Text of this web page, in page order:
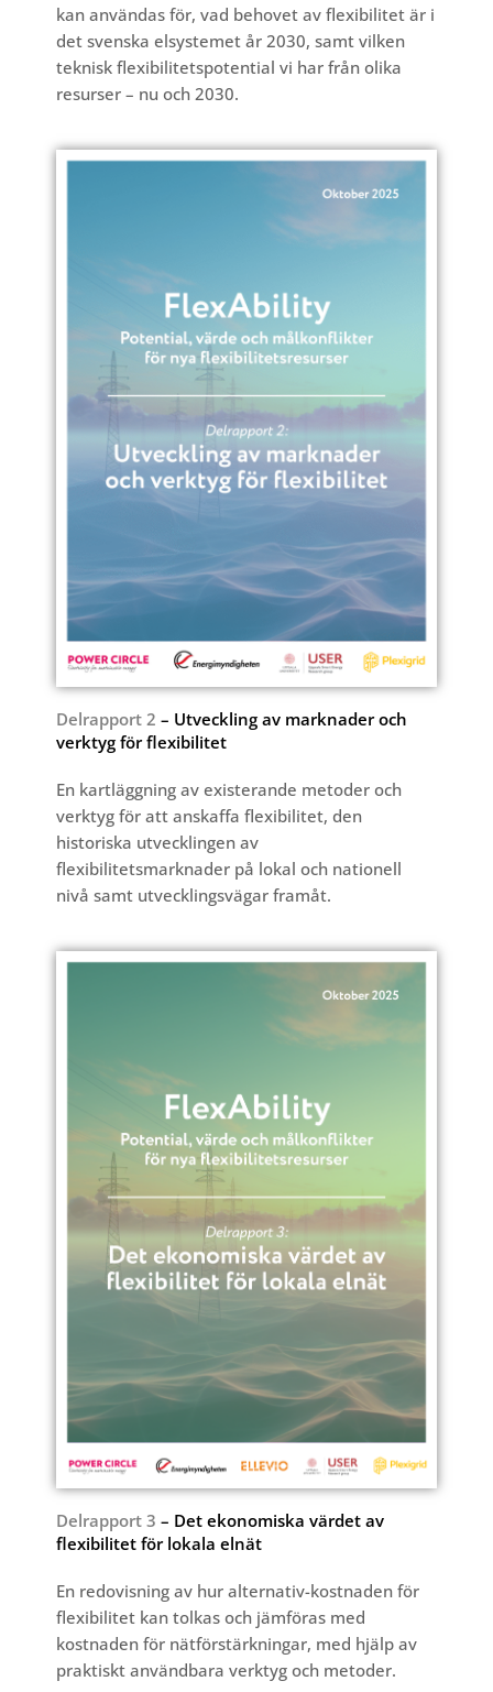
kan användas för, vad behovet av flexibilitet är i
det svenska elsystemet år 2030, samt vilken
teknisk flexibilitetspotential vi har från olika
resurser – nu och 2030.
Delrapport 2 – Utveckling av marknader och
verktyg för flexibilitet
En kartläggning av existerande metoder och
verktyg för att anskaffa flexibilitet, den
historiska utvecklingen av
flexibilitetsmarknader på lokal och nationell
nivå samt utvecklingsvägar framåt.
Delrapport 3 – Det ekonomiska värdet av
flexibilitet för lokala elnät
En redovisning av hur alternativ-kostnaden för
flexibilitet kan tolkas och jämföras med
kostnaden för nätförstärkningar, med hjälp av
praktiskt användbara verktyg och metoder.